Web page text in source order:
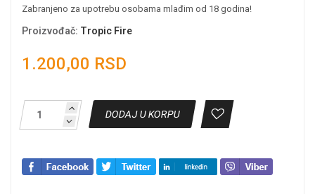
Zabranjeno za upotrebu osobama mlađim od 18 godina!
Proizvođač: Tropic Fire
1.200,00 RSD
DODAJ U KORPU